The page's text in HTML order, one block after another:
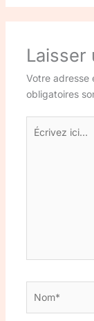
Laisser
Votre adresse
obligatoires
Écrivez
ici…